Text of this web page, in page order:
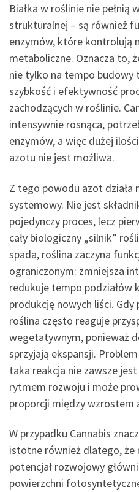
Białka w roślinie nie pełnią
strukturalnej – są również
enzymów, które kontrolują
metaboliczne. Oznacza to,
nie tylko na tempo budowy
szybkość i efektywność
zachodzących w roślinie.
intensywnie rosnąca,
enzymów, a więc dużej
azotu nie jest możliwa.
Z tego powodu azot działa
systemowy. Nie jest
pojedynczy proces, lecz
cały biologiczny „silnik”
spada, roślina zaczyna
ograniczonym: zmniejsza
redukuje tempo podziałów
produkcję nowych liści.
roślina często reaguje
wegetatywnym, ponieważ
sprzyjają ekspansji.
taka reakcja nie zawsze
rytmem rozwoju i może
proporcji między wzrostem
W przypadku Cannabis
istotne również dlatego, że
potencjał rozwojowy
powierzchni